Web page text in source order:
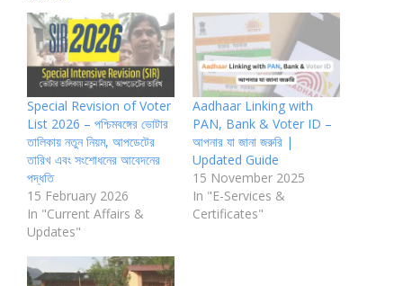
Special Revision of Voter
List 2026 – পশ্চিমবঙ্গের ভোটার
তালিকায় নতুন নিয়ম, আপডেটের
তারিখ এবং সংশোধনের আবেদনের
পদ্ধতি
15 February 2026
In "Current Affairs &
Updates"
Aadhaar Linking with
PAN, Bank & Voter ID –
আপনার যা জানা জরুরি |
Updated Guide
15 November 2025
In "E-Services &
Certificates"